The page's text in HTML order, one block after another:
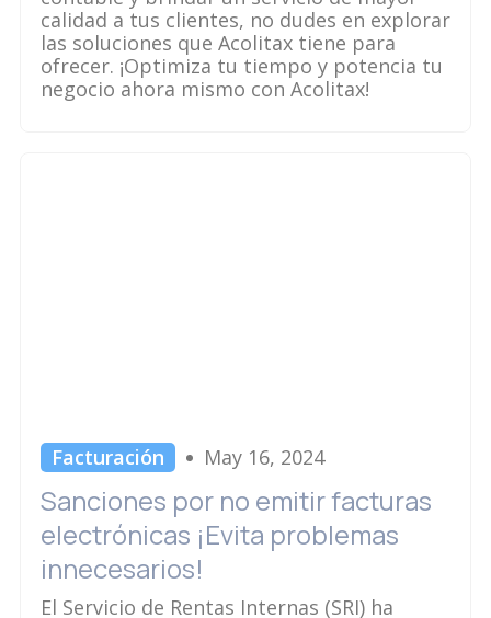
calidad a tus clientes, no dudes en explorar
las soluciones que Acolitax tiene para
ofrecer. ¡Optimiza tu tiempo y potencia tu
negocio ahora mismo con Acolitax!
Facturación May 16, 2024
Sanciones por no emitir facturas
electrónicas ¡Evita problemas
innecesarios!
El Servicio de Rentas Internas (SRI) ha